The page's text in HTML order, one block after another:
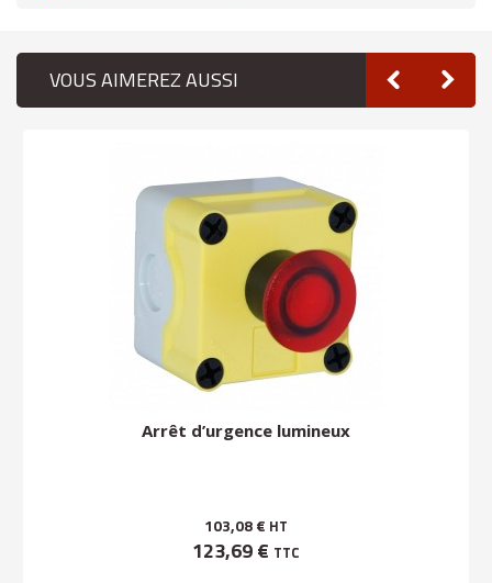
VOUS AIMEREZ AUSSI
Arrêt d’urgence lumineux
103,08 € HT
123,69 € TTC